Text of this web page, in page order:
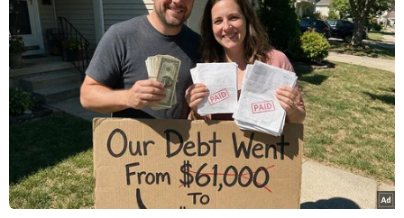
06/08/2026 13:42
Hướng tới mục tiêu quy mô dự trữ
đạt 1% GDP vào năm 2030
06/08/2026 10:23
NAPAS, BIDV và Weixin Pay mở rộng